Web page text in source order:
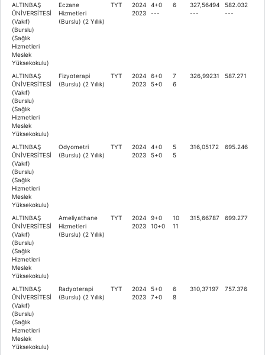
ALTINBAŞ
ÜNİVERSİTESİ
(Vakıf)
(Burslu)
(Sağlık
Hizmetleri
Meslek
Yüksekokulu)
Eczane
Hizmetleri
(Burslu) (2 Yıllık)
TYT
2024
2023
4+0
---
6
327,56494
---
582.032
---
ALTINBAŞ
ÜNİVERSİTESİ
(Vakıf)
(Burslu)
(Sağlık
Hizmetleri
Meslek
Yüksekokulu)
Fizyoterapi
(Burslu) (2 Yıllık)
TYT
2024
2023
6+0
5+0
7
6
326,99231 587.271
ALTINBAŞ
ÜNİVERSİTESİ
(Vakıf)
(Burslu)
(Sağlık
Hizmetleri
Meslek
Yüksekokulu)
Odyometri
(Burslu) (2 Yıllık)
TYT
2024
2023
4+0
5+0
5
5
316,05172 695.246
ALTINBAŞ
ÜNİVERSİTESİ
(Vakıf)
(Burslu)
(Sağlık
Hizmetleri
Meslek
Yüksekokulu)
Ameliyathane
Hizmetleri
(Burslu) (2 Yıllık)
TYT
2024
2023
9+0
10+0
10
11
315,66787 699.277
ALTINBAŞ
ÜNİVERSİTESİ
(Vakıf)
(Burslu)
(Sağlık
Hizmetleri
Meslek
Yüksekokulu)
Radyoterapi
(Burslu) (2 Yıllık)
TYT
2024
2023
5+0
7+0
6
8
310,37197 757.376